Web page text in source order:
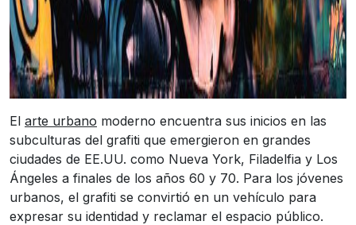
El arte urbano moderno encuentra sus inicios en las
subculturas del grafiti que emergieron en grandes
ciudades de EE.UU. como Nueva York, Filadelfia y Los
Ángeles a finales de los años 60 y 70. Para los jóvenes
urbanos, el grafiti se convirtió en un vehículo para
expresar su identidad y reclamar el espacio público.